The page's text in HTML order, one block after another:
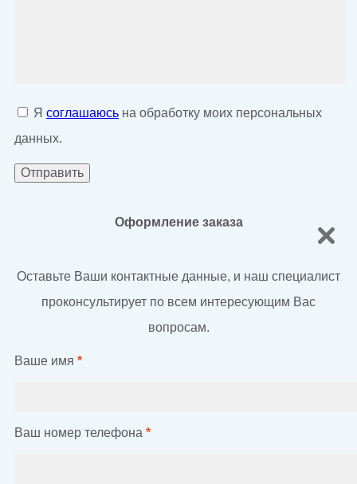
Я соглашаюсь на обработку моих персональных
данных.
Оформление заказа
Оставьте Ваши контактные данные, и наш специалист
проконсультирует по всем интересующим Вас
вопросам.
Ваше имя *
Ваш номер телефона *